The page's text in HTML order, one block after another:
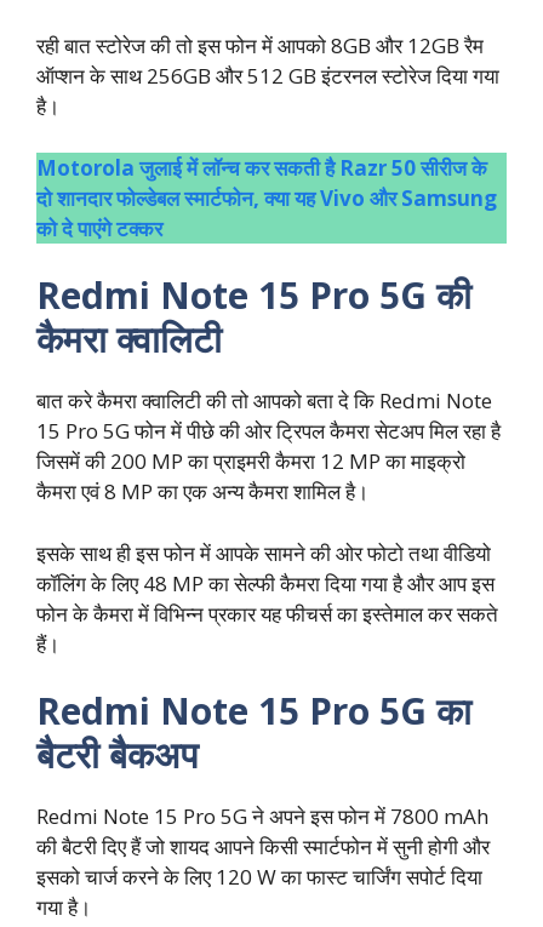
रही बात स्टोरेज की तो इस फोन में आपको 8GB और 12GB रैम
ऑप्शन के साथ 256GB और 512 GB इंटरनल स्टोरेज दिया गया
है।
Motorola जुलाई में लॉन्च कर सकती है Razr 50 सीरीज के
दो शानदार फोल्डेबल स्मार्टफोन, क्या यह Vivo और Samsung
को दे पाएंगे टक्कर
Redmi Note 15 Pro 5G की
कैमरा क्वालिटी
बात करे कैमरा क्वालिटी की तो आपको बता दे कि Redmi Note
15 Pro 5G फोन में पीछे की ओर ट्रिपल कैमरा सेटअप मिल रहा है
जिसमें की 200 MP का प्राइमरी कैमरा 12 MP का माइक्रो
कैमरा एवं 8 MP का एक अन्य कैमरा शामिल है।
इसके साथ ही इस फोन में आपके सामने की ओर फोटो तथा वीडियो
कॉलिंग के लिए 48 MP का सेल्फी कैमरा दिया गया है और आप इस
फोन के कैमरा में विभिन्न प्रकार यह फीचर्स का इस्तेमाल कर सकते
हैं।
Redmi Note 15 Pro 5G का
बैटरी बैकअप
Redmi Note 15 Pro 5G ने अपने इस फोन में 7800 mAh
की बैटरी दिए हैं जो शायद आपने किसी स्मार्टफोन में सुनी होगी और
इसको चार्ज करने के लिए 120 W का फास्ट चार्जिंग सपोर्ट दिया
गया है।